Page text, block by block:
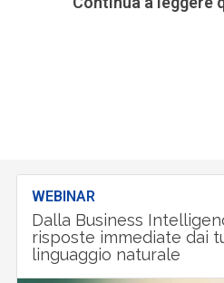
WEBINAR
Dalla Business
risposte immediate dai
linguaggio naturale